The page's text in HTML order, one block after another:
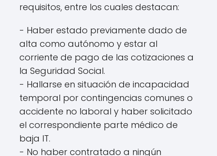
requisitos, entre los cuales destacan:
- Haber estado previamente dado de
alta como autónomo y estar al
corriente de pago de las cotizaciones a
la Seguridad Social.
- Hallarse en situación de incapacidad
temporal por contingencias comunes o
accidente no laboral y haber solicitado
el correspondiente parte médico de
baja IT.
- No haber contratado a ningún